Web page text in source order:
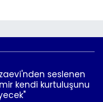
seslenen
kendi kurtuluşunu